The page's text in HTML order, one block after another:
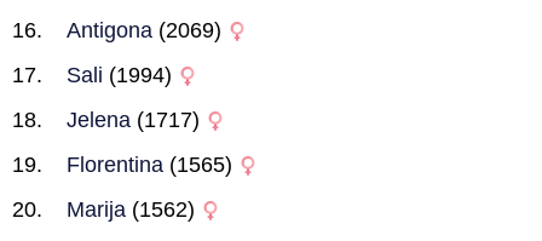
Antigona (2069)
Sali (1994)
Jelena (1717)
Florentina (1565)
Marija (1562)